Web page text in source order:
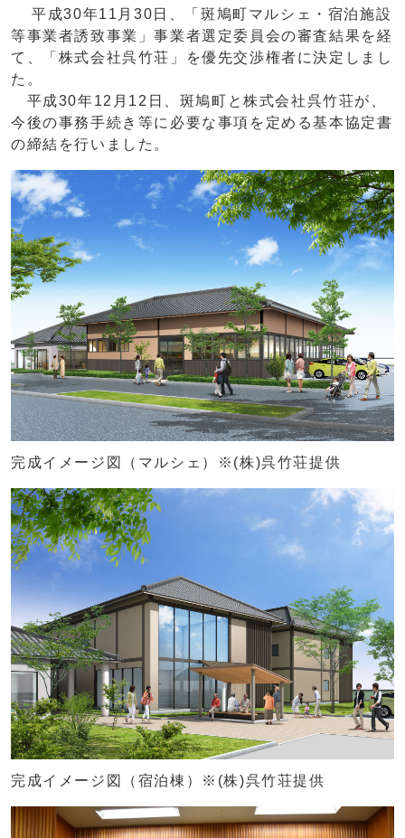
平成30年11月30日、「斑鳩町マルシェ・宿泊施設
等事業者誘致事業」事業者選定委員会の審査結果を経
て、「株式会社呉竹荘」を優先交渉権者に決定しまし
た。
平成30年12月12日、斑鳩町と株式会社呉竹荘が、
今後の事務手続き等に必要な事項を定める基本協定書
の締結を行いました。
完成イメージ図（マルシェ）※(株)呉竹荘提供
完成イメージ図（宿泊棟）※(株)呉竹荘提供